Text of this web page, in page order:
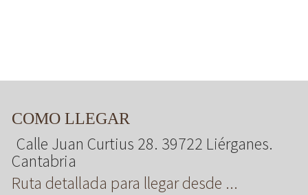
COMO LLEGAR
Calle Juan Curtius 28. 39722 Liérganes.
Cantabria
Ruta detallada para llegar desde ...